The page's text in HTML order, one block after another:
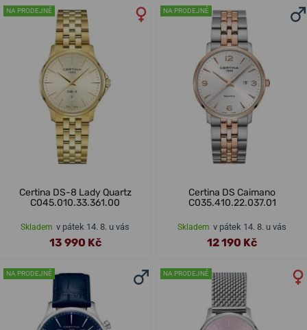
NA PRODEJNĚ
Certina DS-8 Lady Quartz
C045.010.33.361.00
Skladem v pátek 14. 8. u vás
13 990 Kč
NA PRODEJNĚ
Certina DS Caimano
C035.410.22.037.01
Skladem v pátek 14. 8. u vás
12 190 Kč
NA PRODEJNĚ NA PRODEJNĚ